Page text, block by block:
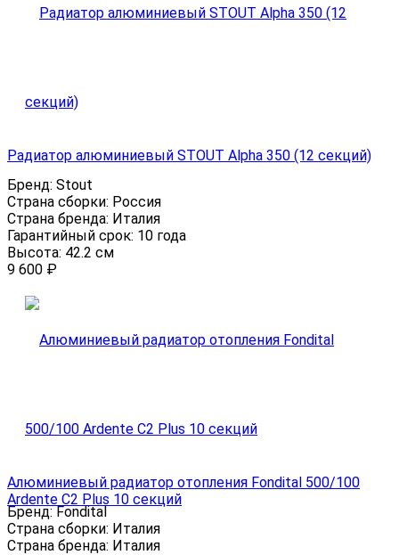
Радиатор алюминиевый STOUT Alpha 350 (12 секций)
Бренд: Stout
Страна сборки: Россия
Страна бренда: Италия
Гарантийный срок: 10 года
Высота: 42.2 см
9 600 ₽
Алюминиевый радиатор отопления Fondital 500/100
Ardente C2 Plus 10 секций
Бренд:Fondital
Страна сборки: Италия
Страна бренда: Италия